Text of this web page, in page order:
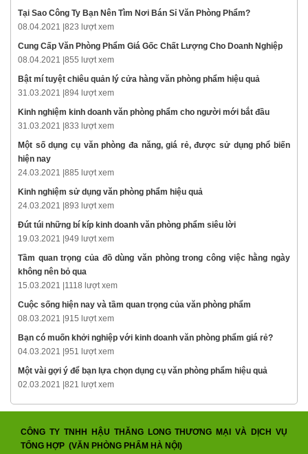
Tại Sao Công Ty Bạn Nên Tìm Nơi Bán Sỉ Văn Phòng Phẩm?
08.04.2021 | 823 lượt xem
Cung Cấp Văn Phòng Phẩm Giá Gốc Chất Lượng Cho Doanh Nghiệp
08.04.2021 | 855 lượt xem
Bật mí tuyệt chiêu quản lý cửa hàng văn phòng phẩm hiệu quả
31.03.2021 | 894 lượt xem
Kinh nghiệm kinh doanh văn phòng phẩm cho người mới bắt đầu
31.03.2021 | 833 lượt xem
Một số dụng cụ văn phòng đa năng, giá rẻ, được sử dụng phổ biến
hiện nay
24.03.2021 | 885 lượt xem
Kinh nghiệm sử dụng văn phòng phẩm hiệu quả
24.03.2021 | 893 lượt xem
Đút túi những bí kíp kinh doanh văn phòng phẩm siêu lời
19.03.2021 | 949 lượt xem
Tầm quan trọng của đồ dùng văn phòng trong công việc hằng ngày
không nên bỏ qua
15.03.2021 | 1118 lượt xem
Cuộc sống hiện nay và tầm quan trọng của văn phòng phẩm
08.03.2021 | 915 lượt xem
Bạn có muốn khởi nghiệp với kinh doanh văn phòng phẩm giá rẻ?
04.03.2021 | 951 lượt xem
Một vài gợi ý để bạn lựa chọn dụng cụ văn phòng phẩm hiệu quả
02.03.2021 | 821 lượt xem
CÔNG TY TNHH HẬU THĂNG LONG THƯƠNG MẠI VÀ DỊCH VỤ
TỔNG HỢP (VĂN PHÒNG PHẨM HÀ NỘI)